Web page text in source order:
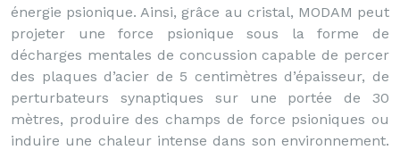
énergie psionique. Ainsi, grâce au cristal, MODAM peut
projeter une force psionique sous la forme de
décharges mentales de concussion capable de percer
des plaques d’acier de 5 centimètres d’épaisseur, de
perturbateurs synaptiques sur une portée de 30
mètres, produire des champs de force psioniques ou
induire une chaleur intense dans son environnement.